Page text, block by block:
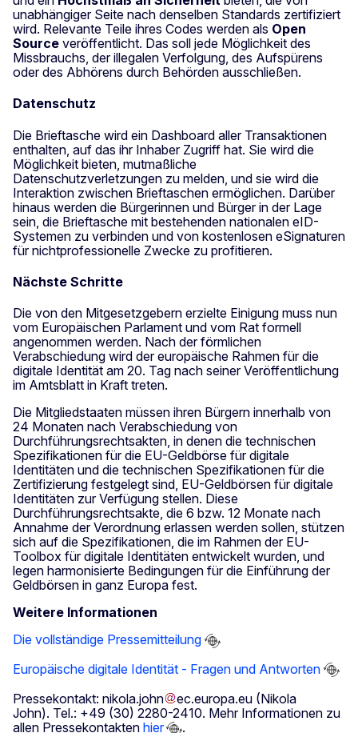
unabhängiger Seite nach denselben Standards zertifiziert
wird. Relevante Teile ihres Codes werden als Open
Source veröffentlicht. Das soll jede Möglichkeit des
Missbrauchs, der illegalen Verfolgung, des Aufspürens
oder des Abhörens durch Behörden ausschließen.
Datenschutz
Die Brieftasche wird ein Dashboard aller Transaktionen
enthalten, auf das ihr Inhaber Zugriff hat. Sie wird die
Möglichkeit bieten, mutmaßliche
Datenschutzverletzungen zu melden, und sie wird die
Interaktion zwischen Brieftaschen ermöglichen. Darüber
hinaus werden die Bürgerinnen und Bürger in der Lage
sein, die Brieftasche mit bestehenden nationalen eID-
Systemen zu verbinden und von kostenlosen eSignaturen
für nichtprofessionelle Zwecke zu profitieren.
Nächste Schritte
Die von den Mitgesetzgebern erzielte Einigung muss nun
vom Europäischen Parlament und vom Rat formell
angenommen werden. Nach der förmlichen
Verabschiedung wird der europäische Rahmen für die
digitale Identität am 20. Tag nach seiner Veröffentlichung
im Amtsblatt in Kraft treten.
Die Mitgliedstaaten müssen ihren Bürgern innerhalb von
24 Monaten nach Verabschiedung von
Durchführungsrechtsakten, in denen die technischen
Spezifikationen für die EU-Geldbörse für digitale
Identitäten und die technischen Spezifikationen für die
Zertifizierung festgelegt sind, EU-Geldbörsen für digitale
Identitäten zur Verfügung stellen. Diese
Durchführungsrechtsakte, die 6 bzw. 12 Monate nach
Annahme der Verordnung erlassen werden sollen, stützen
sich auf die Spezifikationen, die im Rahmen der EU-
Toolbox für digitale Identitäten entwickelt wurden, und
legen harmonisierte Bedingungen für die Einführung der
Geldbörsen in ganz Europa fest.
Weitere Informationen
Die vollständige Pressemitteilung
Europäische digitale Identität - Fragen und Antworten
Pressekontakt: nikola.john ec.europa.eu (Nikola
John). Tel.: +49 (30) 2280-2410. Mehr Informationen zu
allen Pressekontakten hier
.